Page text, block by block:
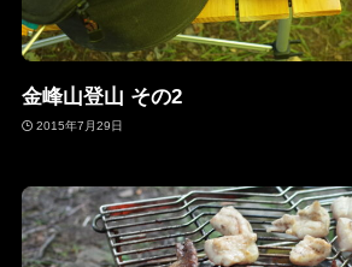
金峰山登山 その2
2015年7月29日